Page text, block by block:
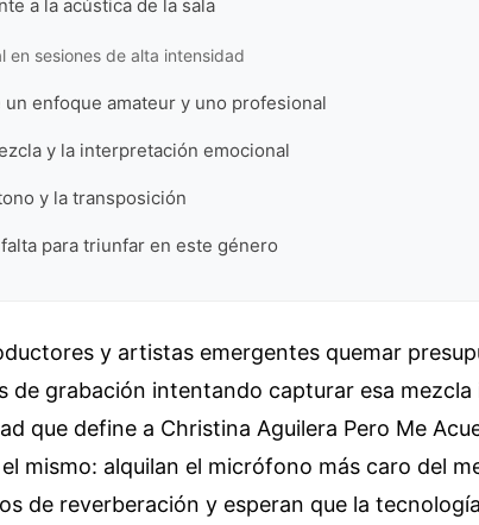
a la acústica de la sala
en sesiones de alta intensidad
enfoque amateur y uno profesional
y la interpretación emocional
y la transposición
para triunfar en este género
y artistas emergentes quemar
de grabación intentando capturar esa mezcla
que define a Christina Aguilera Pero Me
mismo: alquilan el micrófono más caro del
de reverberación y esperan que la